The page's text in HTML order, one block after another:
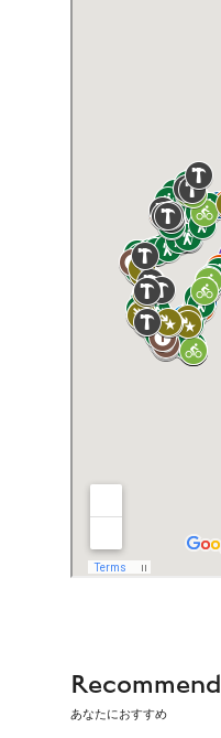
Recommend
あなたにおすすめ